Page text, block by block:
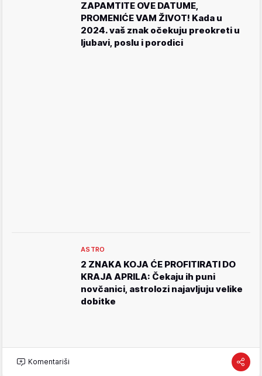
ZAPAMTITE OVE DATUME,
PROMENIĆE VAM ŽIVOT! Kada u
2024. vaš znak očekuju preokreti u
ljubavi, poslu i porodici
ASTRO
2 ZNAKA KOJA ĆE PROFITIRATI DO
KRAJA APRILA: Čekaju ih puni
novčanici, astrolozi najavljuju velike
dobitke
Komentariši